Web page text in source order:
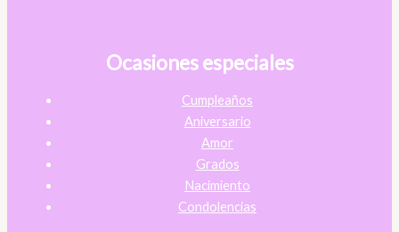
Ocasiones especiales
Cumpleaños
Aniversario
Amor
Grados
Nacimiento
Condolencias